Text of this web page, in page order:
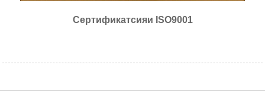
Сертификатсияи ISO9001